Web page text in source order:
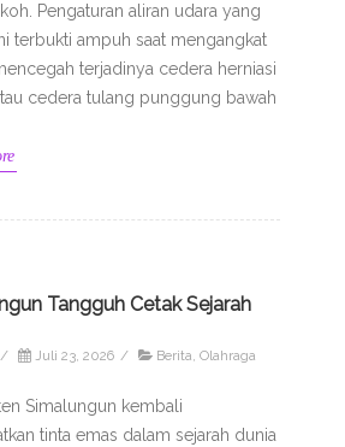
Pengaturan aliran udara yang
terbukti ampuh saat mengangkat
terjadinya cedera herniasi
cedera tulang punggung bawah
Tangguh Cetak Sejarah
/ Juli 23, 2026 / Berita, Olahraga
Simalungun kembali
tinta emas dalam sejarah dunia